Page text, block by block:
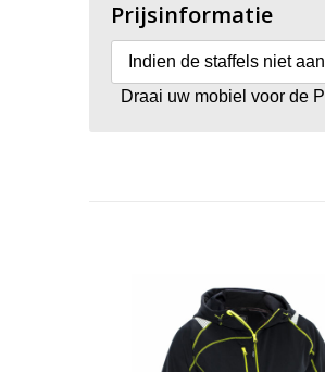
Prijsinformatie
Indien de staffels niet
Draai uw mobiel voor de